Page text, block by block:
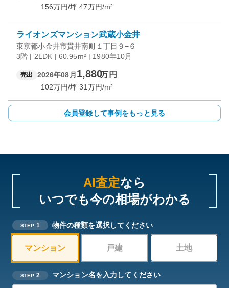
156万円/坪 47万円/m²
ライオンズマンション武蔵小金井
東京都小金井市貫井南町１丁目９−６
3階 | 2LDK | 60.95m² | 1980年10月
売出 2026年08月 1,880万円
102万円/坪 31 万円/m²
会員登録して事例をもっと見る
AI査定なら
いつでも今の相場がわかる
STEP 1 物件の種類を選択してください
マンション 戸建 土地
STEP 2 マンション名を入力してください